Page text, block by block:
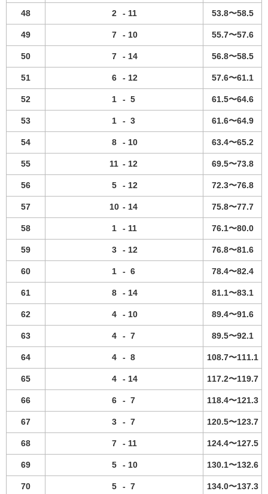
48 2 - 11 53.8〜58.5
49 7 - 10 55.7〜57.6
50 7 - 14 56.8〜58.5
51 6 - 12 57.6〜61.1
52 1 - 5 61.5〜64.6
53 1 - 3 61.6〜64.9
54 8 - 10 63.4〜65.2
55 11 - 12 69.5〜73.8
56 5 - 12 72.3〜76.8
57 10 - 14 75.8〜77.7
58 1 - 11 76.1〜80.0
59 3 - 12 76.8〜81.6
60 1 - 6 78.4〜82.4
61 8 - 14 81.1〜83.1
62 4 - 10 89.4〜91.6
63 4 - 7 89.5〜92.1
64 4 - 8 108.7〜111.1
65 4 - 14 117.2〜119.7
66 6 - 7 118.4〜121.3
67 3 - 7 120.5〜123.7
68 7 - 11 124.4〜127.5
69 5 - 10 130.1〜132.6
70 5 - 7 134.0〜137.3